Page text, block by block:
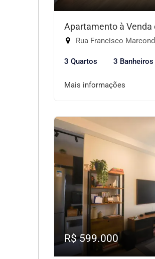
Apartamento à Venda
Rua Francisco Marcondes
3 Quartos 3 Banheiros
Mais informações
R$ 599.000